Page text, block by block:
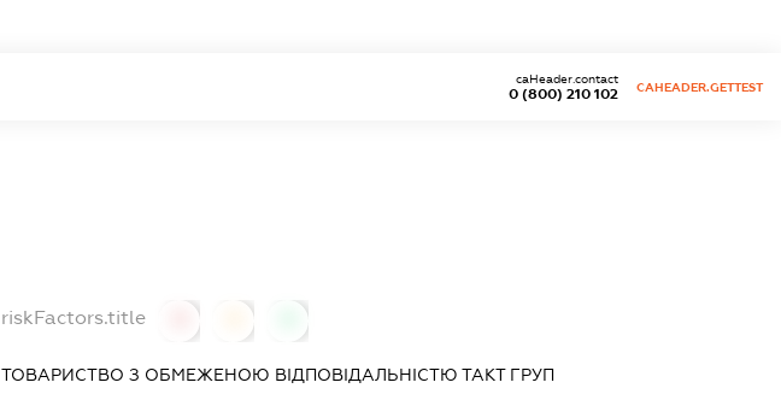
0 (800) 210 102
caHeader.contact
CAHEADER.GETTEST
riskFactors.title
ТОВАРИСТВО З ОБМЕЖЕНОЮ ВІДПОВІДАЛЬНІСТЮТАКТ ГРУП